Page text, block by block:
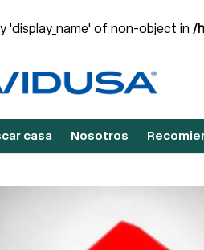
'display_name' of non-object in /
casa Nosotros